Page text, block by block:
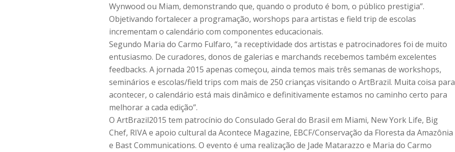
Wynwood ou Miam, demonstrando que, quando o produto é bom, o público prestigia”.
Objetivando fortalecer a programação, worshops para artistas e field trip de escolas
incrementam o calendário com componentes educacionais.
Segundo Maria do Carmo Fulfaro, “a receptividade dos artistas e patrocinadores foi de muito
entusiasmo. De curadores, donos de galerias e marchands recebemos também excelentes
feedbacks. A jornada 2015 apenas começou, ainda temos mais três semanas de workshops,
seminários e escolas/field trips com mais de 250 crianças visitando o ArtBrazil. Muita coisa para
acontecer, o calendário está mais dinâmico e definitivamente estamos no caminho certo para
melhorar a cada edição”.
O ArtBrazil2015 tem patrocínio do Consulado Geral do Brasil em Miami, New York Life, Big
Chef, RIVA e apoio cultural da Acontece Magazine, EBCF/Conservação da Floresta da Amazônia
e Bast Communications. O evento é uma realização de Jade Matarazzo e Maria do Carmo